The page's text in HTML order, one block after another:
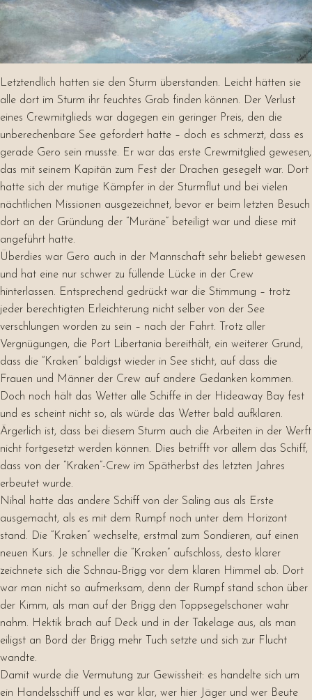
Letztendlich hatten sie den Sturm überstanden. Leicht hätten sie
alle dort im Sturm ihr feuchtes Grab finden können. Der Verlust
eines Crewmitglieds war dagegen ein geringer Preis, den die
unberechenbare See gefordert hatte – doch es schmerzt, dass es
gerade Gero sein musste. Er war das erste Crewmitglied gewesen,
das mit seinem Kapitän zum Fest der Drachen gesegelt war. Dort
hatte sich der mutige Kämpfer in der Sturmflut und bei vielen
nächtlichen Missionen ausgezeichnet, bevor er beim letzten Besuch
dort an der Gründung der “Muräne” beteiligt war und diese mit
angeführt hatte.
Überdies war Gero auch in der Mannschaft sehr beliebt gewesen
und hat eine nur schwer zu füllende Lücke in der Crew
hinterlassen. Entsprechend gedrückt war die Stimmung – trotz
jeder berechtigten Erleichterung nicht selber von der See
verschlungen worden zu sein – nach der Fahrt. Trotz aller
Vergnügungen, die Port Libertania bereithält, ein weiterer Grund,
dass die “Kraken” baldigst wieder in See sticht, auf dass die
Frauen und Männer der Crew auf andere Gedanken kommen.
Doch noch hält das Wetter alle Schiffe in der Hideaway Bay fest
und es scheint nicht so, als würde das Wetter bald aufklaren.
Ärgerlich ist, dass bei diesem Sturm auch die Arbeiten in der Werft
nicht fortgesetzt werden können. Dies betrifft vor allem das Schiff,
dass von der “Kraken”-Crew im Spätherbst des letzten Jahres
erbeutet wurde.
Nihal hatte das andere Schiff von der Saling aus als Erste
ausgemacht, als es mit dem Rumpf noch unter dem Horizont
stand. Die “Kraken” wechselte, erstmal zum Sondieren, auf einen
neuen Kurs. Je schneller die “Kraken” aufschloss, desto klarer
zeichnete sich die Schnau-Brigg vor dem klaren Himmel ab. Dort
war man nicht so aufmerksam, denn der Rumpf stand schon über
der Kimm, als man auf der Brigg den Toppsegelschoner wahr
nahm. Hektik brach auf Deck und in der Takelage aus, als man
eiligst an Bord der Brigg mehr Tuch setzte und sich zur Flucht
wandte.
Damit wurde die Vermutung zur Gewissheit: es handelte sich um
ein Handelsschiff und es war klar, wer hier Jäger und wer Beute